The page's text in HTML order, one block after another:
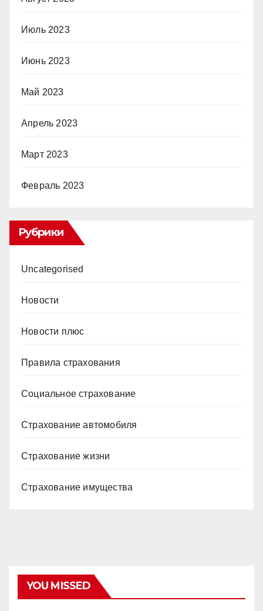
Июль 2023
Июнь 2023
Май 2023
Апрель 2023
Март 2023
Февраль 2023
Рубрики
Uncategorised
Новости
Новости плюс
Правила страхования
Социальное страхование
Страхование автомобиля
Страхование жизни
Страхование имущества
YOU MISSED